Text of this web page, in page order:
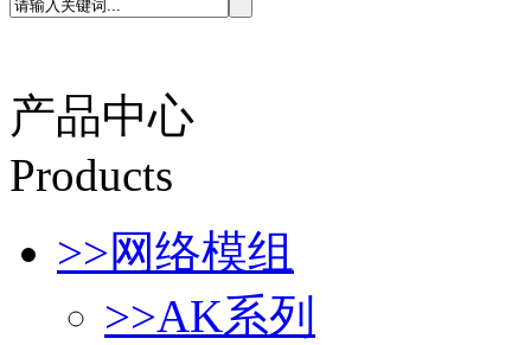
产品中心
Products
>>网络模组
>>AK系列